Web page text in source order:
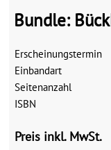
Bundle:
Erscheinungstermin
Einbandart
Seitenanzahl
ISBN
Preis inkl. MwSt.